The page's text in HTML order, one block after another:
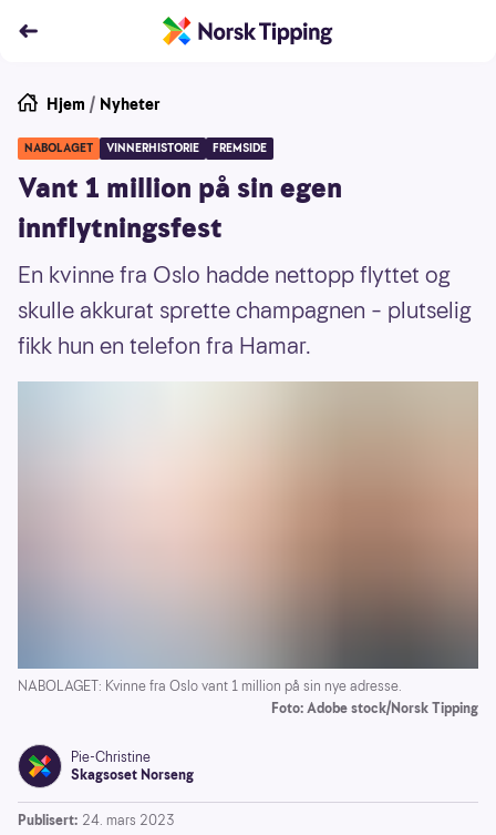
Hjem / Nyheter
NABOLAGET VINNERHISTORIE FREMSIDE
Vant 1 million på sin egen
innflytningsfest
En kvinne fra Oslo hadde nettopp flyttet og
skulle akkurat sprette champagnen – plutselig
fikk hun en telefon fra Hamar.
NABOLAGET: Kvinne fra Oslo vant 1 million på sin nye adresse.
Foto: Adobe stock/Norsk Tipping
Pie-Christine
Skagsoset Norseng
Publisert: 24. mars 2023